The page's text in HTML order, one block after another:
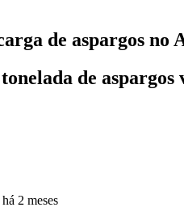
de aspargos no
de
há 2 meses